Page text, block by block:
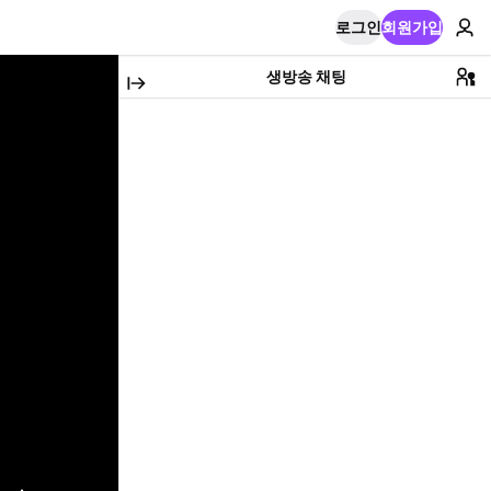
로그인회원가입
생방송 채팅